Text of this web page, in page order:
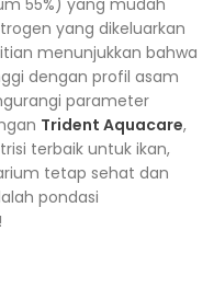
55%) yang mudah
yang dikeluarkan
menunjukkan bahwa
dengan profil asam
parameter
Trident Aquacare,
terbaik untuk ikan,
tetap sehat dan
pondasi